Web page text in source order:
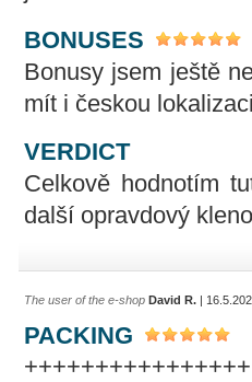
BONUSES
Bonusy jsem ještě
mít i českou
VERDICT
Celkově hodnotím
další opravdový
The user of the e-shop David R. |
PACKING